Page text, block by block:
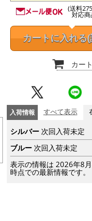
(送料
対応商
カートに入れる(
カー
入荷情報 すべて表示
シルバー 次回入荷未定
ブルー 次回入荷未定
表示の情報は 2026年8
時点での最新情報です。